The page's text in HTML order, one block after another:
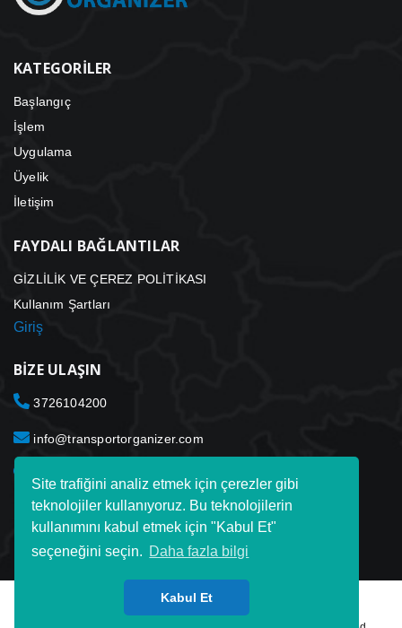
Site trafiğini analiz etmek için çerezler gibi
teknolojiler kullanıyoruz. Bu teknolojilerin
kullanımını kabul etmek için "Kabul Et"
seçeneğini seçin. Daha fazla bilgi
Kabul Et
KATEGORILER
Başlangıç
İşlem
Uygulama
Üyelik
İletişim
FAYDALI BAĞLANTILAR
GİZLİLİK VE ÇEREZ POLİTİKASI
Kullanım Şartları
Giriş
BIZE ULAŞIN
3726104200
info@transportorganizer.com
Estonya